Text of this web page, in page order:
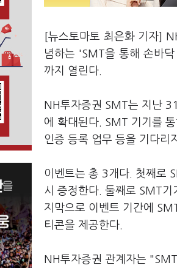
[뉴스토마토 최은화 기자]
념하는 'SMT을 통해 손바
까지 열린다.
NH투자증권 SMT는 지난
에 확대된다. SMT 기기를
인증 등록 업무 등을 기다리
이벤트는 총 3개다. 첫째로
시 증정한다. 둘째로 SMT
지막으로 이벤트 기간에
티콘을 제공한다.
NH투자증권 관계자는